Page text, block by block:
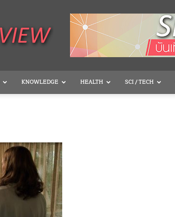
KNOWLEDGE HEALTH SCI / TECH